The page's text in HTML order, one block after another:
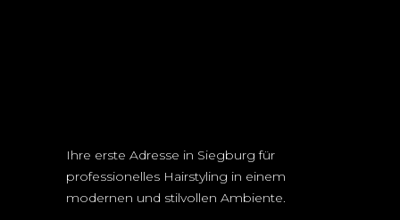
Ihre erste Adresse in Siegburg für
professionelles Hairstyling in einem
modernen und stilvollen Ambiente.